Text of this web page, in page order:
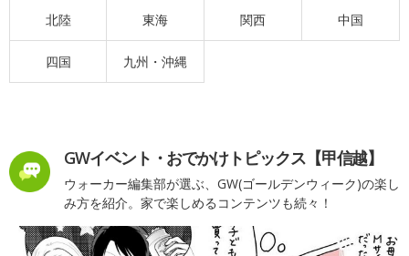
北陸 東海 関西 中国
四国 九州・沖縄
GWイベント・おでかけトピックス【甲信越】
ウォーカー編集部が選ぶ、GW(ゴールデンウィーク)の楽し
み方を紹介。家で楽しめるコンテンツも続々！